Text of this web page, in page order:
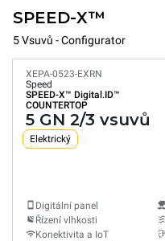
SPEED-X™
5 Vsuvů - Configurator
XEPA-0523-EXRN
Speed
SPEED-X™ Digital.ID™
COUNTERTOP
5 GN 2/3 vsuvů
Elektrický
Digitální panel
Řízení vlhkosti
Konektivita a IoT